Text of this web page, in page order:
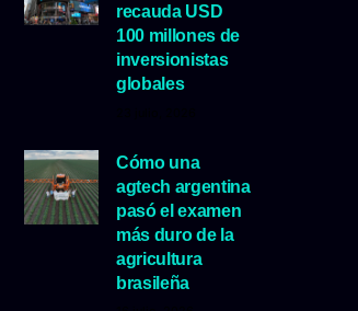
recauda USD
100 millones de
inversionistas
globales
Cómo una
agtech argentina
pasó el examen
más duro de la
agricultura
brasileña